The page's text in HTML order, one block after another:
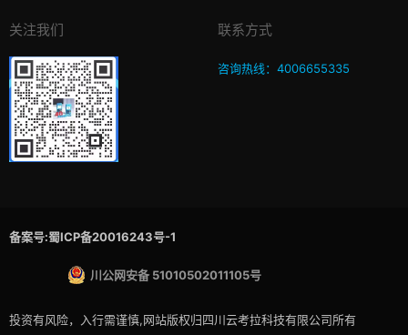
关注我们 联系方式
咨询热线：4006655335
备案号:蜀ICP备20016243号-1
川公网安备 51010502011105号
投资有风险，入行需谨慎,网站版权归四川云考拉科技有限公司所有